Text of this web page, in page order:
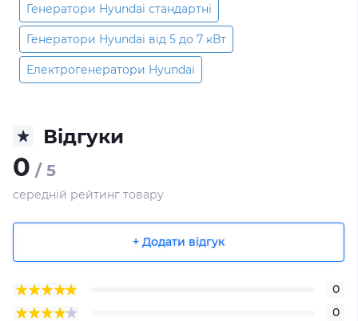
Генератори Hyundai стандартні
Генератори Hyundai від 5 до 7 кВт
Електрогенератори Hyundai
Відгуки
0 / 5
середній рейтинг товару
+ Додати відгук
0
0